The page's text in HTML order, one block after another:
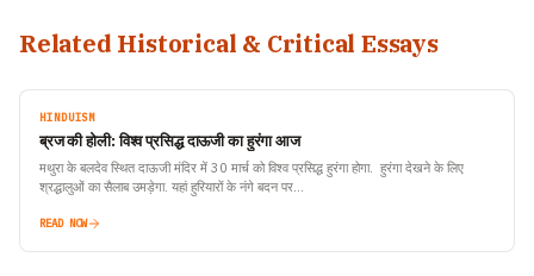
Related Historical & Critical Essays
HINDUISM
ब्रज की होली: विश्व प्रसिद्ध दाऊजी का हुरंगा आज
मथुरा के बलदेव स्थित दाऊजी मंदिर में 30 मार्च को विश्व प्रसिद्ध हुरंगा होगा. हुरंगा देखने के लिए
श्रद्धालुओं का सैलाब उमड़ेगा. यहां हुरियारों के नंगे बदन पर…
READ NOW